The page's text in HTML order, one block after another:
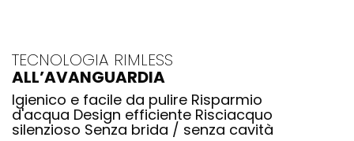
TECNOLOGIA RIMLESS
ALL’AVANGUARDIA
Igienico e facile da pulire Risparmio
d'acqua Design efficiente Risciacquo
silenzioso Senza brida / senza cavità